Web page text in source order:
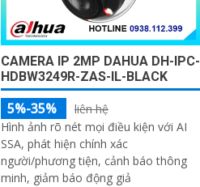
CAMERA IP 2MP DAHUA DH-IPC-
HDBW3249R-ZAS-IL-BLACK
5%-35%
liên hệ
Hình ảnh rõ nét mọi điều kiện với AI
SSA, phát hiện chính xác
người/phương tiện, cảnh báo thông
minh, giảm báo động giả